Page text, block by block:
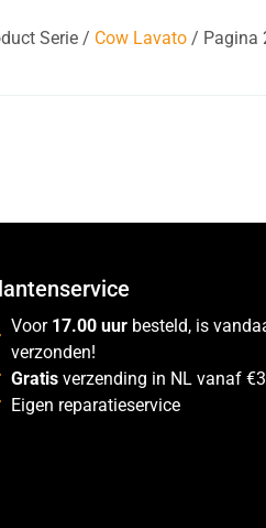
Serie / Cow Lavato / Pagina
Voor 17.00 uur besteld, is
verzonden!
Gratis verzending in NL vanaf
Eigen reparatieservice